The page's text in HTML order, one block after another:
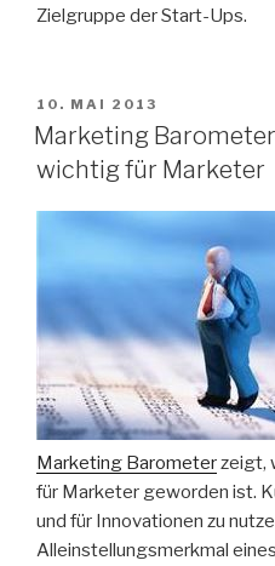
Zielgruppe der Start-Ups.
VERÖFFENTLICHT
AM
10. MAI 2013
Marketing
wichtig für Marketer
Marketing Barometerzeigt,
für Marketer geworden ist.
und für Innovationen zu
Alleinstellungsmerkmal